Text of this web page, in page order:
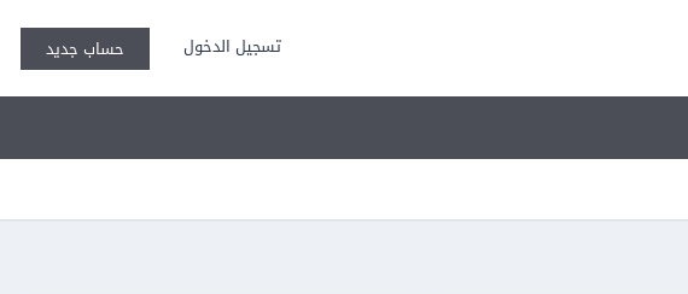
تسجيل الدخول حساب جديد